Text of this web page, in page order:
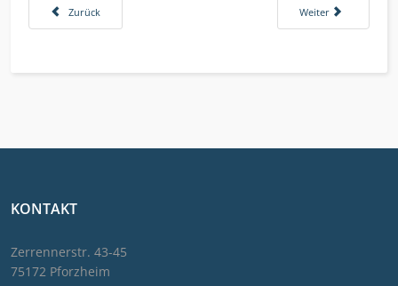
Vorheriger Beitrag: Was bedeutet Demokratie für dich?
Zurück Nächster Beitrag:
Weiter
KONTAKT
Zerrennerstr. 43-45
75172 Pforzheim